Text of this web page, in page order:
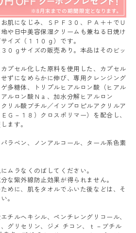
肌になじみ、ＳＰＦ３０、ＰＡ＋＋でＵ
や日中美容保湿クリームも兼ねる日焼け
イズ（１１０ｇ）です。
０ｇサイズの販売あり。本品はそのビッ
プセル化した原料を使用した、カプセル
ずになめらかに伸び、専用クレンジング
多糖体、トリプルヒアルロン酸（ヒアル
ルロン酸Ｎａ、加水分解ヒアルロン
リル酸ブチル／イソプロピルアクリルア
Ｇ－１８）クロスポリマー）を配合し、
ます。
ラベン、ノンアルコール、タール系色素
ムラなくのばしてください。
な紫外線防止効果が得られません。
めに、肌をタオルでふいた後などは、そ
。
チルヘキシル、ペンチレングリコール、
グリセリン、ジメ チコン、ｔ－ブチル